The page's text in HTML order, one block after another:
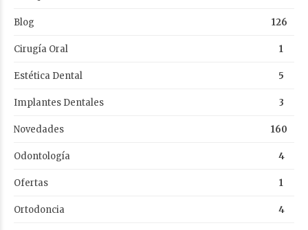
Blog 126
Cirugía Oral 1
Estética Dental 5
Implantes Dentales 3
Novedades 160
Odontología 4
Ofertas 1
Ortodoncia 4